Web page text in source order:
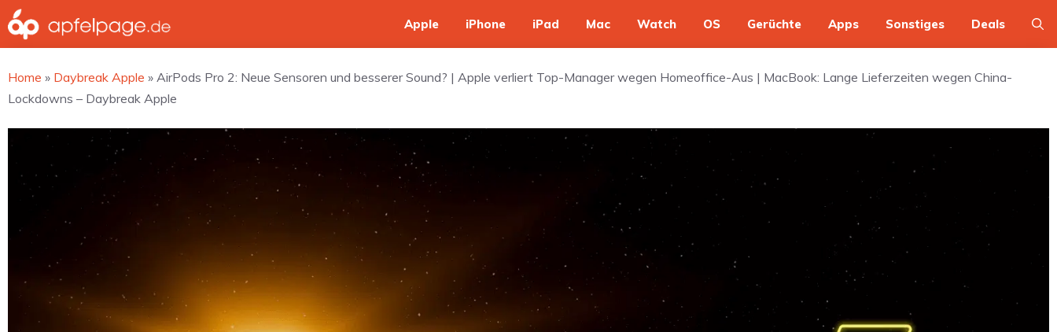
Zum
Inhalt
springen
Apple iPhone iPad Mac Watch OS Gerüchte Apps Sonstiges Deals
Home » Daybreak Apple » AirPods Pro 2: Neue Sensoren und besserer Sound? | Apple verliert Top-Manager wegen Homeoffice-Aus | MacBook: Lange Lieferzeiten wegen China-
Lockdowns – Daybreak Apple